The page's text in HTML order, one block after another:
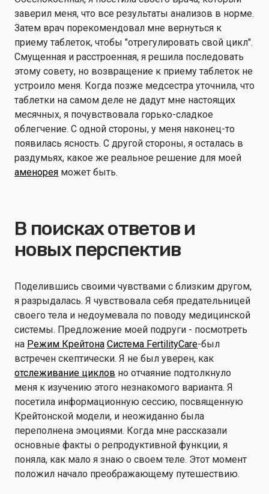
заверил меня, что все результаты анализов в норме.
Затем врач порекомендовал мне вернуться к
приему таблеток, чтобы "отрегулировать свой цикл".
Смущенная и расстроенная, я решила последовать
этому совету, но возвращение к приему таблеток не
устроило меня. Когда позже медсестра уточнила, что
таблетки на самом деле не дадут мне настоящих
месячных, я почувствовала горько-сладкое
облегчение. С одной стороны, у меня наконец-то
появилась ясность. С другой стороны, я осталась в
раздумьях, какое же реальное решение для моей
аменорея может быть.
В поисках ответов и
новых перспектив
Поделившись своими чувствами с близким другом,
я разрыдалась. Я чувствовала себя предательницей
своего тела и недоумевала по поводу медицинской
системы. Предложение моей подруги - посмотреть
на Режим Крейтона Система FertilityCare-был
встречен скептически. Я не был уверен, как
отслеживание циклов но отчаяние подтолкнуло
меня к изучению этого незнакомого варианта. Я
посетила информационную сессию, посвященную
Крейтонской модели, и неожиданно была
переполнена эмоциями. Когда мне рассказали
основные факты о репродуктивной функции, я
поняла, как мало я знаю о своем теле. Этот момент
положил начало преображающему путешествию.